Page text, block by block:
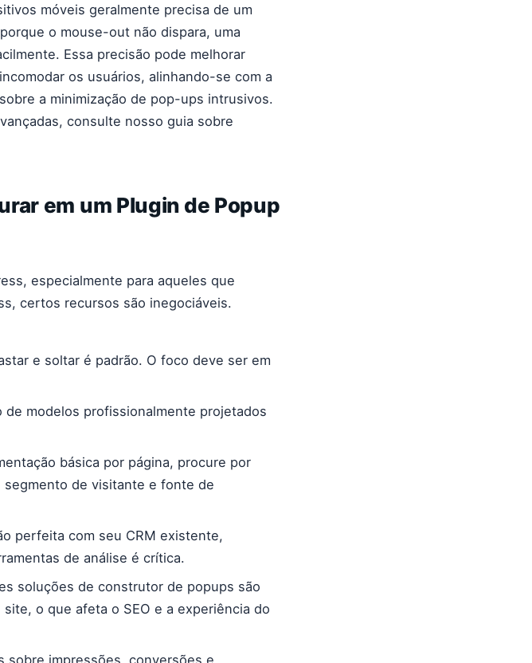
móveis geralmente precisa de um
o mouse-out não dispara, uma
Essa precisão pode melhorar
os usuários, alinhando-se com a
a minimização de pop-ups intrusivos.
consulte nosso guia sobre
em um Plugin de Popup
especialmente para aqueles que
certos recursos são inegociáveis.
e soltar é padrão. O foco deve ser em
de modelos profissionalmente projetados
básica por página, procure por
de visitante e fonte de
perfeita com seu CRM existente,
de análise é crítica.
soluções de construtor de popups são
o que afeta o SEO e a experiência do
sobre impressões, conversões e